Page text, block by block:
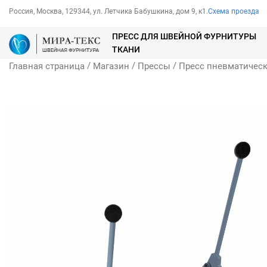
Россия, Москва, 129344, ул. Летчика Бабушкина, дом 9, к1.Схема проезда
ПРЕСС ДЛЯ ШВЕЙНОЙ ФУРНИТУРЫ
ТКАНИ
Главная страница / Магазин / Прессы / Пресс